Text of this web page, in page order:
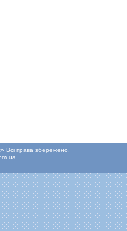
Всі права збережено.